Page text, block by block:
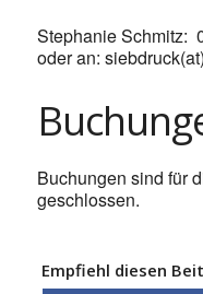
Stephanie Schmitz:
oder an:
Buchungen sind für
geschlossen.
Empfiehl diesen